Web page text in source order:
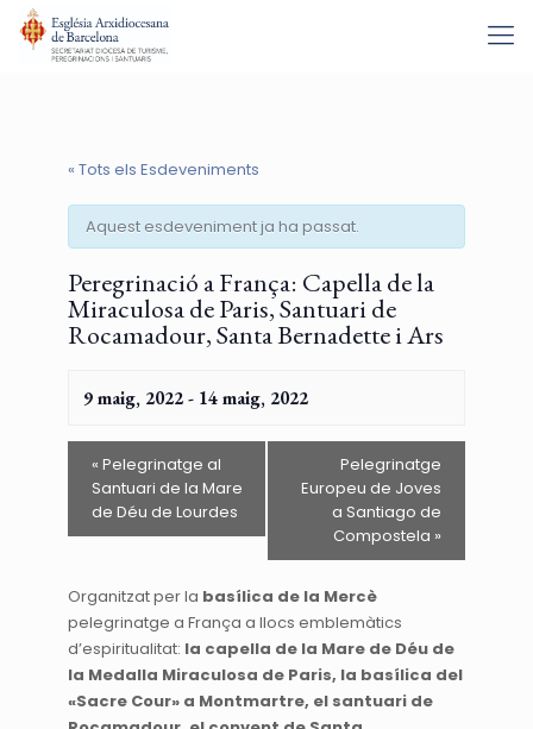
« Tots els Esdeveniments
Aquest esdeveniment ja ha passat.
Peregrinació a França: Capella de la
Miraculosa de Paris, Santuari de
Rocamadour, Santa Bernadette i Ars
9 maig, 2022- 14 maig, 2022
« Pelegrinatge al
Santuari de la Mare
de Déu de Lourdes
Pelegrinatge
Europeu de Joves
a Santiago de
Compostela »
Organitzat per la basílica de la Mercè
pelegrinatge a França a llocs emblemàtics
d’espiritualitat: la capella de la Mare de Déu de
la Medalla Miraculosa de Paris, la basílica del
«Sacre Cour» a Montmartre, el santuari de